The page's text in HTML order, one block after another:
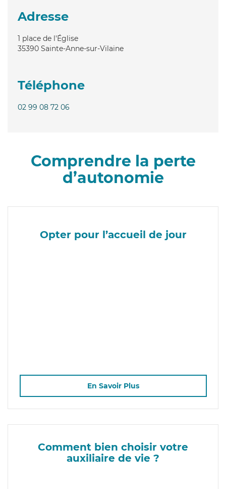
Adresse
1 place de l'Église
35390 Sainte-Anne-sur-Vilaine
Téléphone
02 99 08 72 06
Comprendre la perte
d’autonomie
Opter pour l’accueil de jour
En Savoir Plus
Comment bien choisir votre
auxiliaire de vie ?